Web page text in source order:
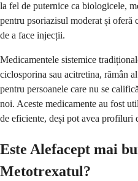
la fel de puternice ca biologicele,
pentru psoriazisul moderat și oferă
de a face injecții.
Medicamentele sistemice
ciclosporina sau acitretina, rămân
pentru persoanele care nu se
noi. Aceste medicamente au fost
de eficiente, deși pot avea profiluri
Este Alefacept mai
Metotrexatul?